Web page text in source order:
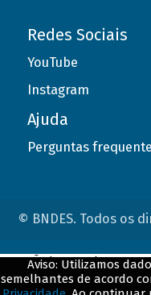
Redes Sociais
YouTube
Instagram
Ajuda
Perguntas
© BNDES. Todos os
Aviso: Utilizamos
semelhantes de acordo
ConteÃºdo complementar
${title}${badge}